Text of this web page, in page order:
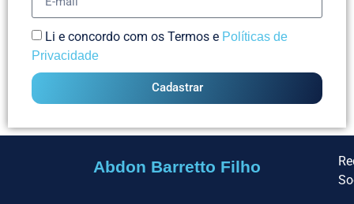
Li e concordo com os Termos e Políticas de
Privacidade
Cadastrar
Abdon Barretto Filho